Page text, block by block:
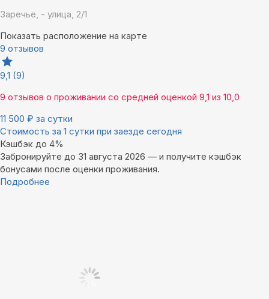
Заречье, - улица, 2/1
Показать расположение на карте
9 отзывов
9,1 (9)
9 отзывов о проживании со средней оценкой 9,1 из 10,0
11 500 ₽ за сутки
Стоимость за 1 сутки при заезде сегодня
Кэшбэк до 4%
Забронируйте до 31 августа 2026 — и получите кэшбэк
бонусами после оценки проживания.
Подробнее